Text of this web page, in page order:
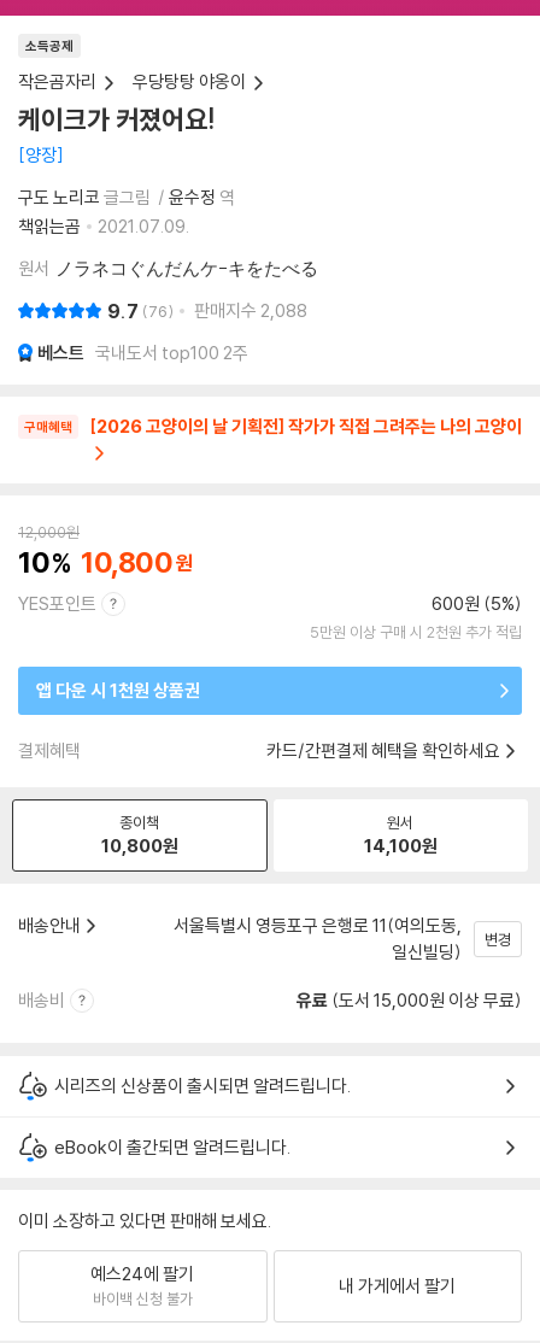
소득공제
작은곰자리 우당탕탕 야옹이
케이크가 커졌어요!
양장
구도 노리코 글그림 윤수정 역
책읽는곰
2021.07.09.
원서 ノラネコぐんだんケ-キをたべる
9.7 76 판매지수 2,088
베스트 국내도서 top100 2주
구매혜택 [2026 고양이의 날 기획전] 작가가 직접 그려주는 나의 고양이
12,000원
10 10,800
YES포인트 600원 (5%)
5만원 이상 구매 시 2천원 추가 적립
앱 다운 시 1천원 상품권
결제혜택 카드/간편결제 혜택을 확인하세요
종이책
10,800원
원서
14,100원
배송안내
서울특별시 영등포구 은행로 11(여의도동,
일신빌딩)
변경
배송비 유료 (도서 15,000원 이상 무료)
시리즈의 신상품이 출시되면 알려드립니다.
eBook이 출간되면 알려드립니다.
이미 소장하고 있다면 판매해 보세요.
예스24에 팔기
바이백 신청 불가
내 가게에서 팔기